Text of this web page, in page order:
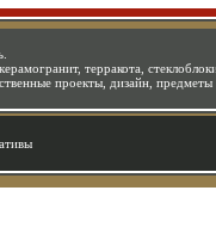
терракота,
проекты, дизайн, предметы